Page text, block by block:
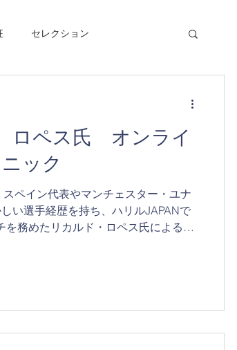
セレクション
ロペス氏 オンライ
ック
ペイン代表やマンチェスター・ユナ
い選手経歴を持ち、ハリルJAPANで
を務めたリカルド・ロペス氏による